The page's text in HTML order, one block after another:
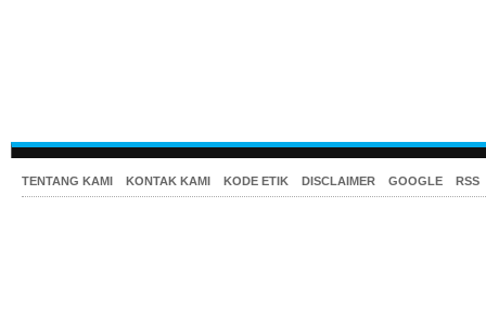
TENTANG KAMI KONTAK KAMI KODE ETIK DISCLAIMER GOOGLE RSS